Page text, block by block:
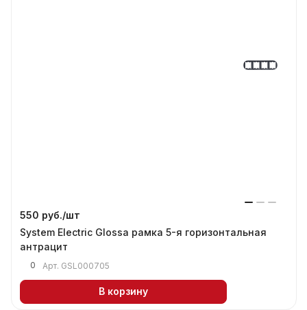
550 руб./шт
System Electric Glossa рамка 5-я горизонтальная
антрацит
0 Арт. GSL000705
В корзину